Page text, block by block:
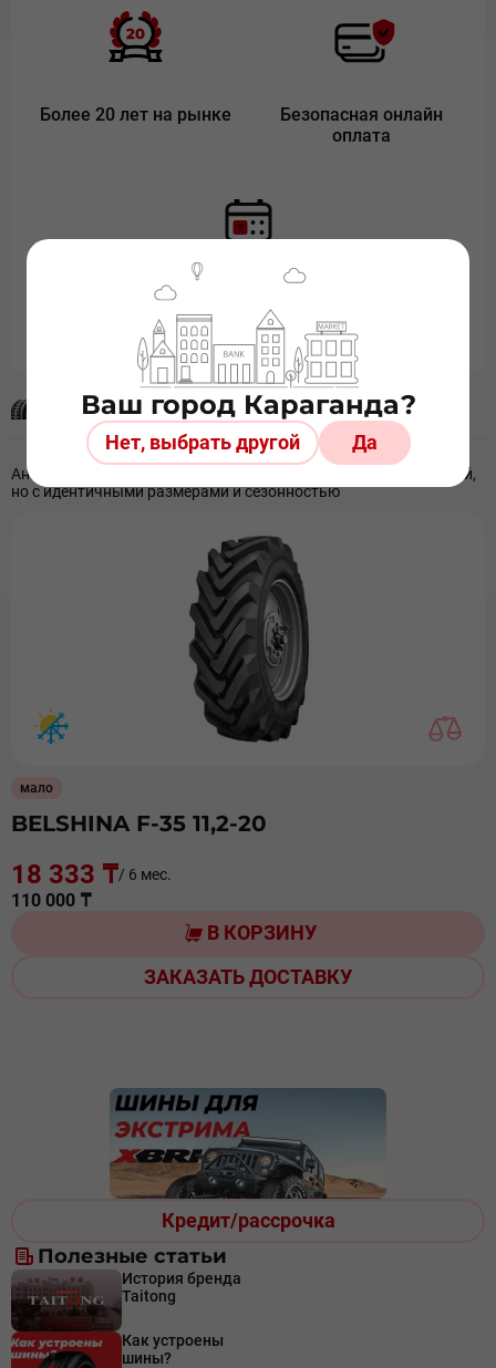
Кредит/рассрочка
Полезные статьи
История бренда
Taitong
Как устроены
шины?
Более 20 лет на рынке
Безопасная онлайн
оплата
Покупка в рассрочку или
кредит
Аналогичные шины
Аналогичными шинами считаем шины разных производителей,
но с идентичными размерами и сезонностью
мало
BELSHINA F-35 11,2-20
18 333 ₸/ 6 мес.
110 000 ₸
В КОРЗИНУ
ЗАКАЗАТЬ ДОСТАВКУ
Ваш город Караганда?
Нет, выбрать другой Да